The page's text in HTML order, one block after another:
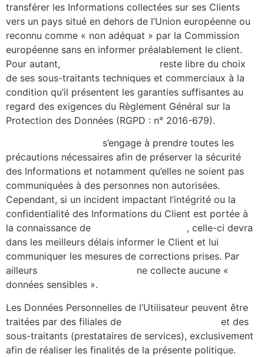
transférer les Informations collectées sur ses Clients
vers un pays situé en dehors de l’Union européenne ou
reconnu comme « non adéquat » par la Commission
européenne sans en informer préalablement le client.
Pour autant,
reste libre du choix
de ses sous-traitants techniques et commerciaux à la
condition qu’il présentent les garanties suffisantes au
regard des exigences du Règlement Général sur la
Protection des Données (RGPD : n° 2016-679).
s’engage à prendre toutes les
précautions nécessaires afin de préserver la sécurité
des Informations et notamment qu’elles ne soient pas
communiquées à des personnes non autorisées.
Cependant, si un incident impactant l’intégrité ou la
confidentialité des Informations du Client est portée à
la connaissance de
, celle-ci devra
dans les meilleurs délais informer le Client et lui
communiquer les mesures de corrections prises. Par
ailleurs
ne collecte aucune «
données sensibles ».
Les Données Personnelles de l’Utilisateur peuvent être
traitées par des filiales de
et des
sous-traitants (prestataires de services), exclusivement
afin de réaliser les finalités de la présente politique.